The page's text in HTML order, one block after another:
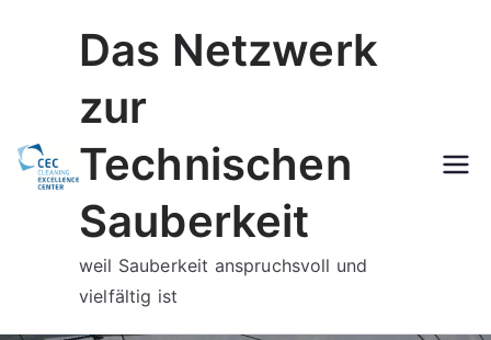
Das Netzwerk
zur
Technischen
Sauberkeit
weil Sauberkeit anspruchsvoll und
vielfältig ist